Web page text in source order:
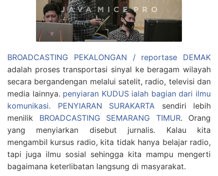
BROADCASTING PEKALONGAN / reportase DEMAK
adalah proses transportasi sinyal ke beragam wilayah
secara bergandengan melalui satelit, radio, televisi dan
media lainnya. penyiaran KUDUS ialah bagian dari ilmu
komunikasi. PENYIARAN SURAKARTA sendiri lebih
menilik BROADCASTING SEMARANG TIMUR. Orang
yang menyiarkan disebut jurnalis. Kalau kita
mengambil kursus radio, kita tidak hanya belajar radio,
tapi juga ilmu sosial sehingga kita mampu mengerti
bagaimana keterlibatan langsung di masyarakat.